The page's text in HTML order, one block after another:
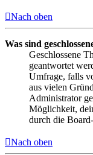
Nach oben
Was sind
Geschlossene
geantwortet
Umfrage, falls
aus vielen
Administrator
Möglichkeit,
durch die
Nach oben